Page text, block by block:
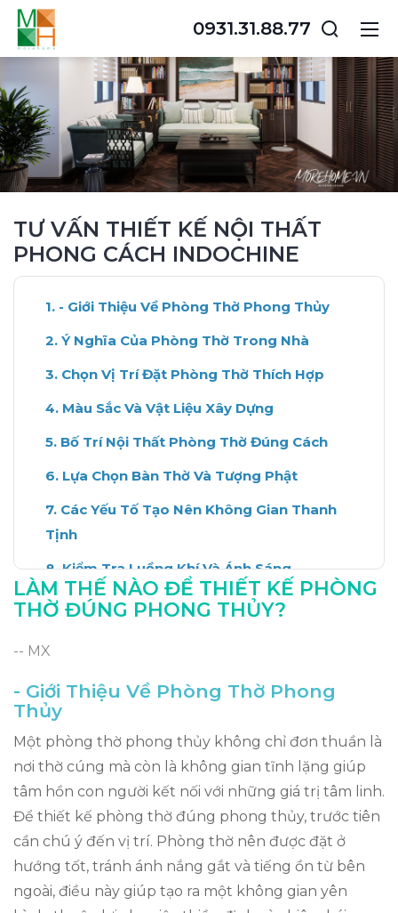
0931.31.88.77
TƯ VẤN THIẾT KẾ NỘI THẤT
PHONG CÁCH INDOCHINE
- Giới Thiệu Về Phòng Thờ Phong Thủy
Ý Nghĩa Của Phòng Thờ Trong Nhà
Chọn Vị Trí Đặt Phòng Thờ Thích Hợp
Màu Sắc Và Vật Liệu Xây Dựng
Bố Trí Nội Thất Phòng Thờ Đúng Cách
Lựa Chọn Bàn Thờ Và Tượng Phật
Các Yếu Tố Tạo Nên Không Gian Thanh
Tịnh
Kiểm Tra Luồng Khí Và Ánh Sáng
Những Lưu Ý Khi Thiết Kế Phòng Thờ
Thủy
LÀM THẾ NÀO ĐỂ THIẾT KẾ PHÒNG
THỜ ĐÚNG PHONG THỦY?
-- MX
- Giới Thiệu Về Phòng Thờ Phong
Thủy
Một phòng thờ phong thủy không chỉ đơn thuần là
nơi thờ cúng mà còn là không gian tĩnh lặng giúp
tâm hồn con người kết nối với những giá trị tâm linh.
Để thiết kế phòng thờ đúng phong thủy, trước tiên
cần chú ý đến vị trí. Phòng thờ nên được đặt ở
hướng tốt, tránh ánh nắng gắt và tiếng ồn từ bên
ngoài, điều này giúp tạo ra một không gian yên